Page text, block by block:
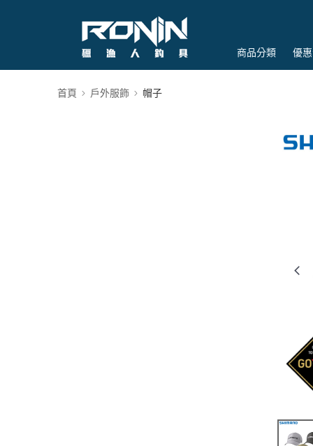
商品分類 優
首頁 戶外服飾 帽子